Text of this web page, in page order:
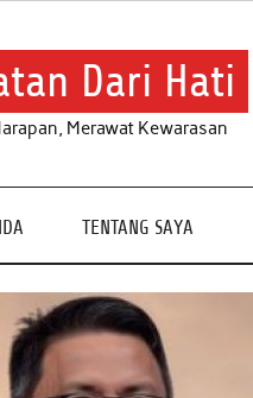
Dari Hati
Merawat Kewarasan
TENTANG SAYA